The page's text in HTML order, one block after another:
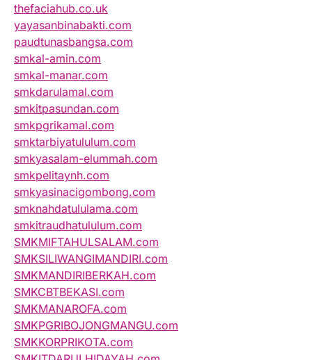
thefaciahub.co.uk
yayasanbinabakti.com
paudtunasbangsa.com
smkal-amin.com
smkal-manar.com
smkdarulamal.com
smkitpasundan.com
smkpgrikamal.com
smktarbiyatululum.com
smkyasalam-elummah.com
smkpelitaynh.com
smkyasinacigombong.com
smknahdatululama.com
smkitraudhatululum.com
SMKMIFTAHULSALAM.com
SMKSILIWANGIMANDIRI.com
SMKMANDIRIBERKAH.com
SMKCBTBEKASI.com
SMKMANAROFA.com
SMKPGRIBOJONGMANGU.com
SMKKORPRIKOTA.com